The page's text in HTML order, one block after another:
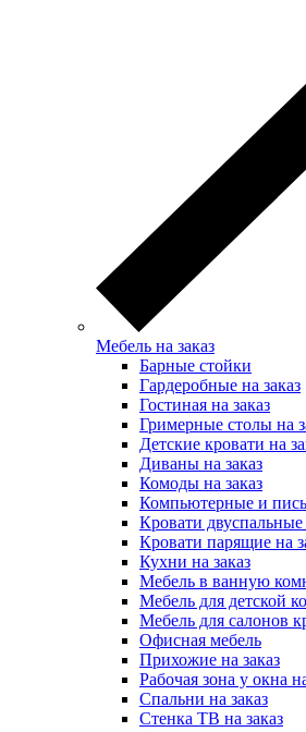
Мебель на заказ
Барные стойки
Гардеробные на заказ
Гостиная на заказ
Гримерные столы на
Детские кровати на
Диваны на заказ
Комоды на заказ
Компьютерные и
Кровати двуспальные
Кровати парящие на
Кухни на заказ
Мебель в ванную
Мебель для детской
Мебель для салонов
Офисная мебель
Прихожие на заказ
Рабочая зона у окна
Спальни на заказ
Стенка ТВ на заказ